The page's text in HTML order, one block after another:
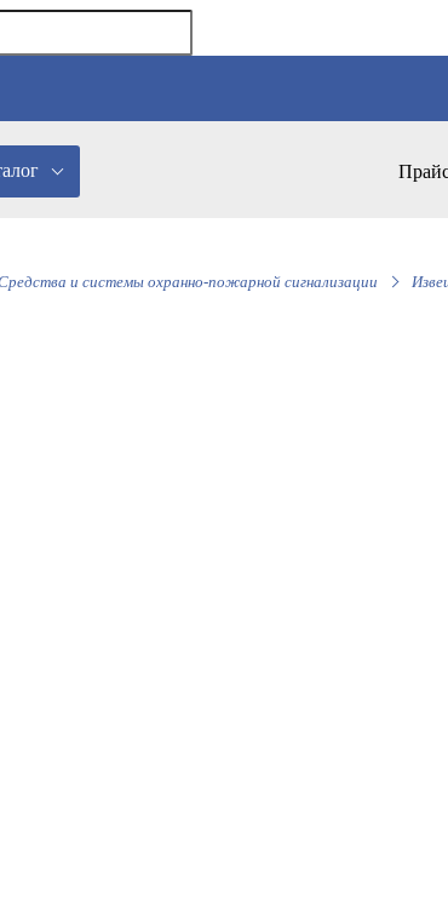
и системы охранно-пожарной сигнализации